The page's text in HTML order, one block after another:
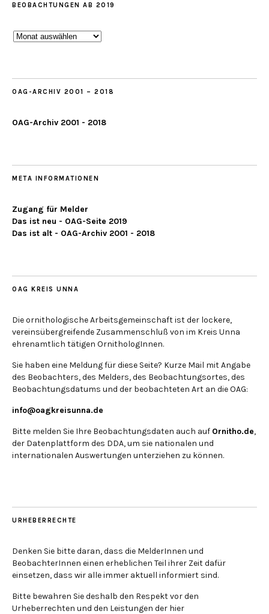
BEOBACHTUNGEN AB 2019
Beobachtungen
OAG-ARCHIV 2001 – 2018
OAG-Archiv 2001 - 2018
META INFORMATIONEN
Zugang für Melder
Das ist neu - OAG-Seite 2019
Das ist alt - OAG-Archiv 2001 - 2018
OAG KREIS UNNA
Die ornithologische Arbeitsgemeinschaft ist der lockere,
vereinsübergreifende Zusammenschluß von im Kreis Unna
ehrenamtlich tätigen OrnithologInnen.
Sie haben eine Meldung für diese Seite? Kurze Mail mit Angabe
des Beobachters, des Melders, des Beobachtungsortes, des
Beobachtungsdatums und der beobachteten Art an die OAG:
info@oagkreisunna.de
Bitte melden Sie Ihre Beobachtungsdaten auch auf Ornitho.de,
der Datenplattform des DDA, um sie nationalen und
internationalen Auswertungen unterziehen zu können.
URHEBERRECHTE
Denken Sie bitte daran, dass die MelderInnen und
BeobachterInnen einen erheblichen Teil ihrer Zeit dafür
einsetzen, dass wir alle immer aktuell informiert sind.
Bitte bewahren Sie deshalb den Respekt vor den
Urheberrechten und den Leistungen der hier